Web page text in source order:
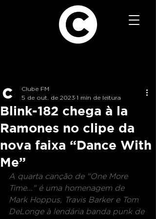
Blink-182 chega à la
Ramones no clipe da
nova faixa “Dance With
Me”
Clube FM
5 de out. de 2023 1 min de leitura
A quarta canção de "One More
Time..." é uma homenagem de
Mark Hoppus, Travis Barker e Tom
DeLonge à lendária banda punk de